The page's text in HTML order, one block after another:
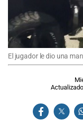
El jugador le dio una